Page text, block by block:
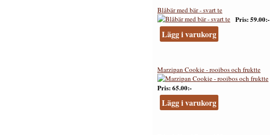
Blåbär med bär - svart te
Pris 59.00:-
Lägg i varukorg
Marzipan Cookie - rooibos och fruktte
Pris 65.00:-
Lägg i varukorg